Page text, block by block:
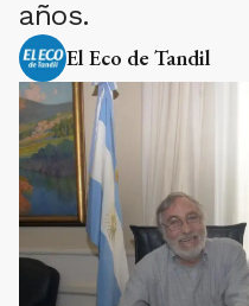
años.
El Eco de Tandil